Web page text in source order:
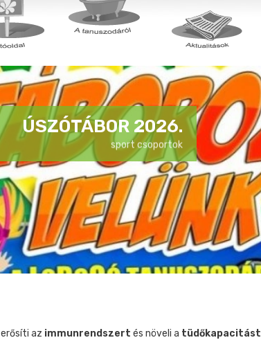
ÚSZÓTÁBOR 2026.
sport csoportok
erősíti az immunrendszert és növeli a tüdőkapacitást